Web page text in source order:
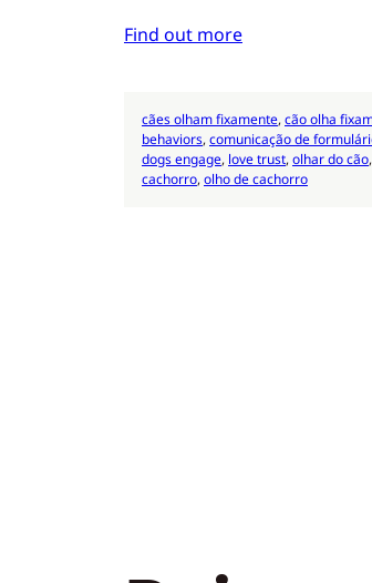
Find out more
cães olham fixamente, cão olha
behaviors, comunicação de
dogs engage, love trust, olhar do cão,
cachorro, olho de cachorro